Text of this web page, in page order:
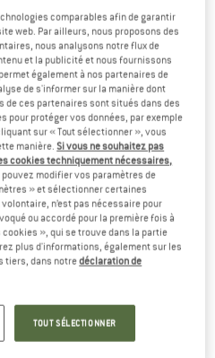
SMARTWOOL
Performance Hike Full Cushion Crew
Chaussettes de randonnée
28,95 €24,61 €
4,9(22)
-50 %
STOIC
comparables afin de garantir
web. Par ailleurs, nous proposons des
nous analysons notre flux de
et la publicité et nous fournissons
également à nos partenaires de
de s'informer sur la manière dont
ces partenaires sont situés dans des
protéger vos données, par exemple
sur « Tout sélectionner », vous
manière.Si vous ne souhaitez pas
cookies techniquement nécessaires,
pouvez modifier vos paramètres de
» et sélectionner certaines
n’est pas nécessaire pour
ou accordé pour la première fois à
», qui se trouve dans la partie
plus d'informations, également sur les
tiers, dans notredéclaration de
TOUT SÉLECTIONNER